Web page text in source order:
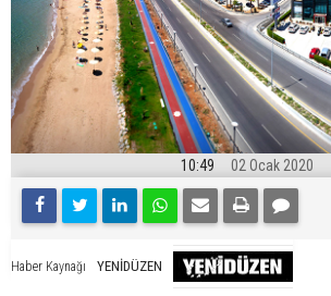
10:49 02 Ocak 2020
Haber Kaynağı YENİDÜZEN